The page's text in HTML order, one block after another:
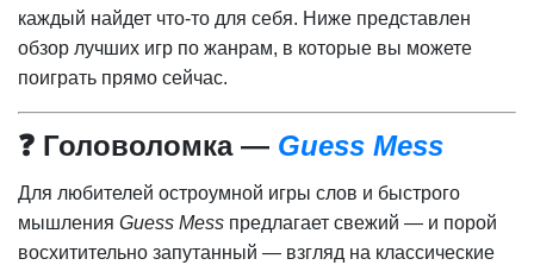
каждый найдет что-то для себя. Ниже представлен
обзор лучших игр по жанрам, в которые вы можете
поиграть прямо сейчас.
❓ Головоломка — Guess Mess
Для любителей остроумной игры слов и быстрого
мышления Guess Mess предлагает свежий — и порой
восхитительно запутанный — взгляд на классические